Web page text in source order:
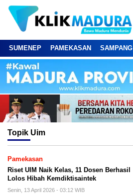
SUMENEP PAMEKASAN SAMPANG
Topik Uim
Pamekasan
Riset UIM Naik Kelas, 11 Dosen Berhasil
Lolos Hibah Kemdiktisaintek
Senin, 13 April 2026 - 03:12 WIB